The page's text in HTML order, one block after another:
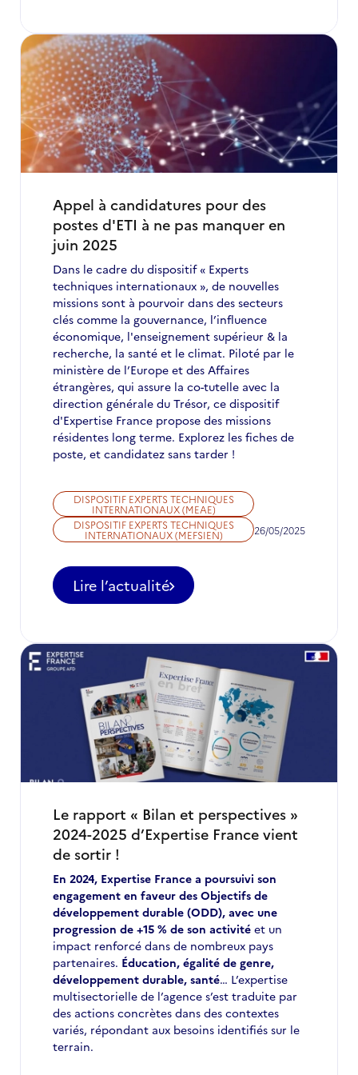
Appel à candidatures pour des
postes d'ETI à ne pas manquer en
juin 2025
Dans le cadre du dispositif « Experts
techniques internationaux », de nouvelles
missions sont à pourvoir dans des secteurs
clés comme la gouvernance, l’influence
économique, l'enseignement supérieur & la
recherche, la santé et le climat. Piloté par le
ministère de l’Europe et des Affaires
étrangères, qui assure la co-tutelle avec la
direction générale du Trésor, ce dispositif
d'Expertise France propose des missions
résidentes long terme. Explorez les fiches de
poste, et candidatez sans tarder !
DISPOSITIF EXPERTS TECHNIQUES
INTERNATIONAUX (MEAE)
DISPOSITIF EXPERTS TECHNIQUES
INTERNATIONAUX (MEFSIEN) 26/05/2025
Lire l’actualité
-
Appel
candidatures
pour
des
postes
d'ETI
à
ne
pas
manquer
juin
2025
Le rapport « Bilan et perspectives »
2024-2025 d’Expertise France vient
de sortir !
En 2024, Expertise France a poursuivi son
engagement en faveur des Objectifs de
développement durable (ODD), avec une
progression de +15 % de son activité et un
impact renforcé dans de nombreux pays
partenaires. Éducation, égalité de genre,
développement durable, santé… L’expertise
multisectorielle de l’agence s’est traduite par
des actions concrètes dans des contextes
variés, répondant aux besoins identifiés sur le
terrain.